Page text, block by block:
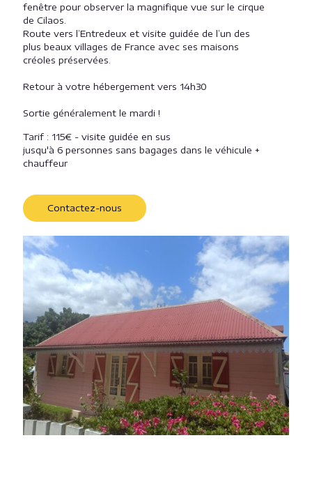
fenêtre pour observer la magnifique vue sur le cirque
de Cilaos.
Route vers l’Entredeux et visite guidée de l’un des
plus beaux villages de France avec ses maisons
créoles préservées.
Retour à votre hébergement vers 14h30
Sortie généralement le mardi !
Tarif : 115€ - visite guidée en sus
jusqu'à 6 personnes sans bagages dans le véhicule +
chauffeur
Contactez-nous